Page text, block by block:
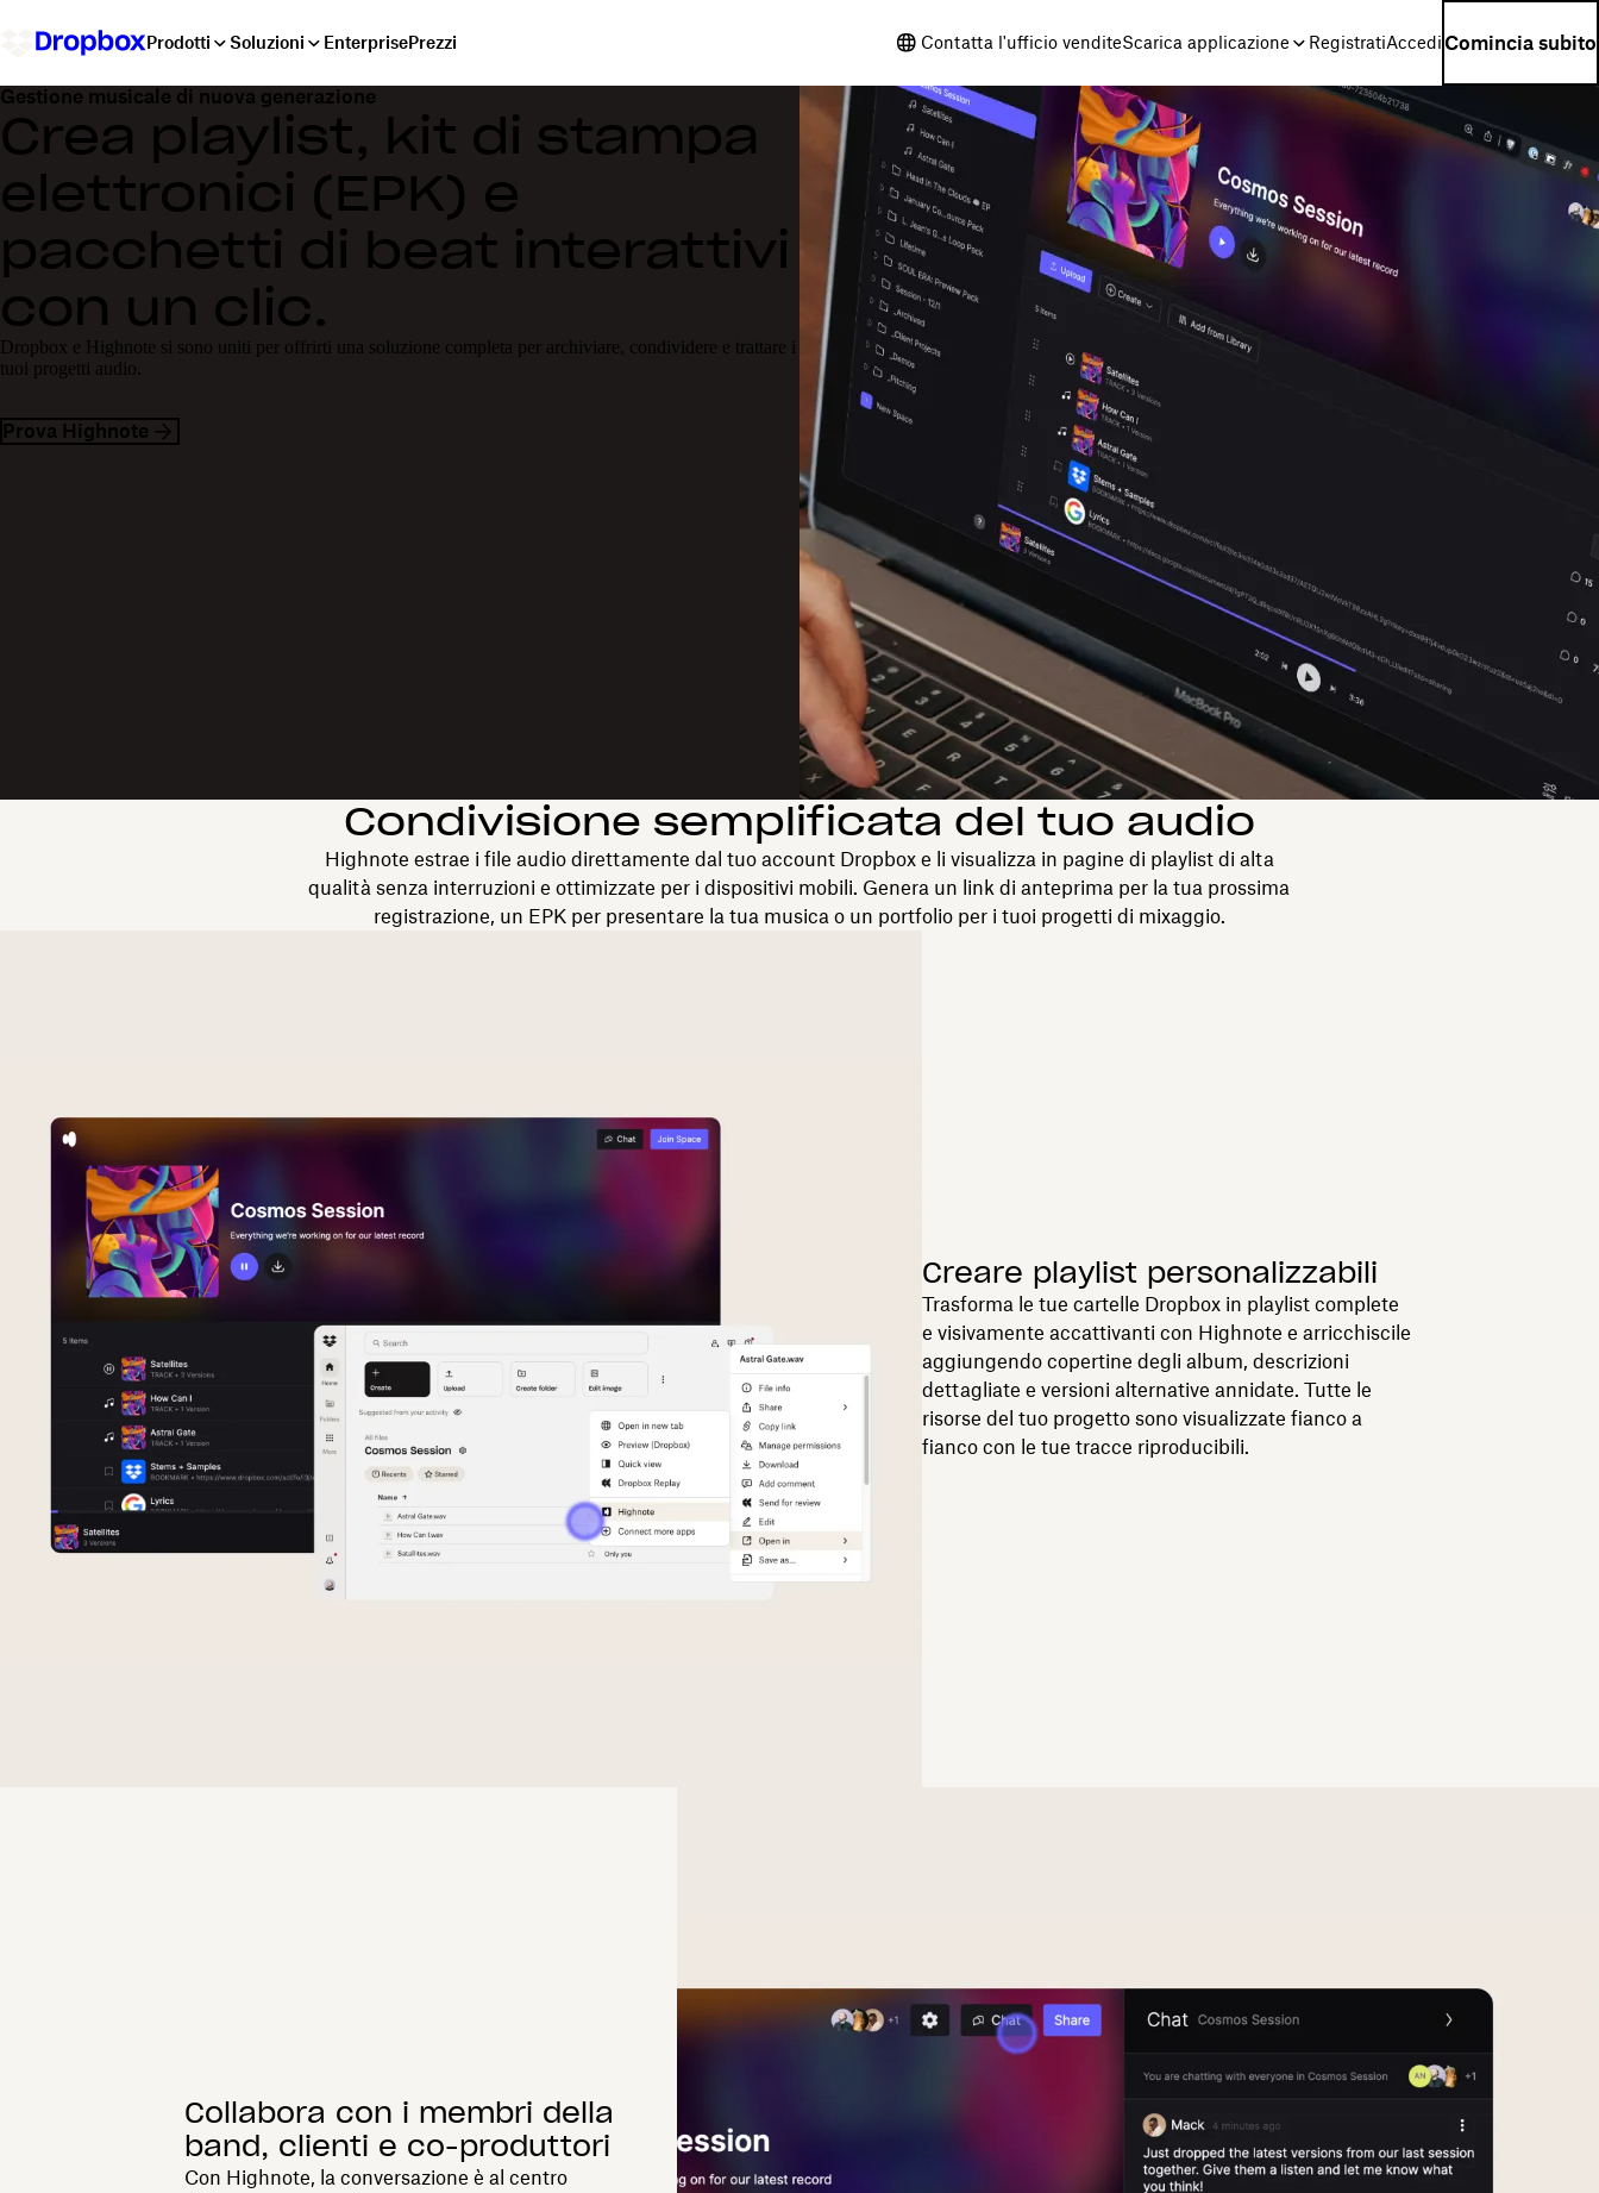
Prodotti Soluzioni EnterprisePrezzi Contatta l'ufficio venditeScarica applicazione RegistratiAccedi Comincia subito
Gestione musicale di nuova generazione
Crea playlist, kit di stampa
elettronici (EPK) e
pacchetti di beat interattivi
con un clic.
Dropbox e Highnote si sono uniti per offrirti una soluzione completa per archiviare, condividere e trattare i
tuoi progetti audio.
Prova Highnote
Condivisione semplificata del tuo audio
Highnote estrae i file audio direttamente dal tuo account Dropbox e li visualizza in pagine di playlist di alta
qualità senza interruzioni e ottimizzate per i dispositivi mobili. Genera un link di anteprima per la tua prossima
registrazione, un EPK per presentare la tua musica o un portfolio per i tuoi progetti di mixaggio.
Creare playlist personalizzabili
Trasforma le tue cartelle Dropbox in playlist complete
e visivamente accattivanti con Highnote e arricchiscile
aggiungendo copertine degli album, descrizioni
dettagliate e versioni alternative annidate. Tutte le
risorse del tuo progetto sono visualizzate fianco a
fianco con le tue tracce riproducibili.
Collabora con i membri della
band, clienti e co-produttori
Con Highnote, la conversazione è al centro